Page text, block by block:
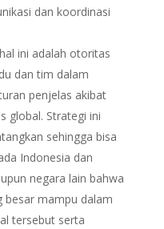
dan koordinasi
ini adalah otoritas
dan tim dalam
penjelas akibat
global. Strategi ini
sehingga bisa
Indonesia dan
negara lain bahwa
besar mampu dalam
tersebut serta